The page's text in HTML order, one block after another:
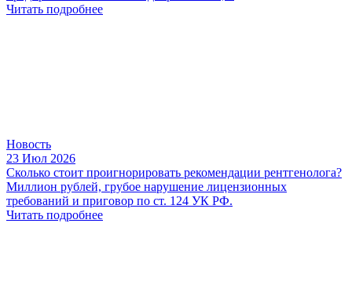
Читать подробнее
Новость
23 Июл 2026
Сколько стоит проигнорировать рекомендации рентгенолога?
Миллион рублей, грубое нарушение лицензионных
требований и приговор по ст. 124 УК РФ.
Читать подробнее